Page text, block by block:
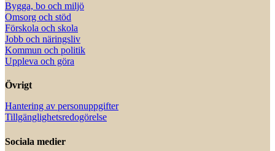
Bygga, bo och miljö
Omsorg och stöd
Förskola och skola
Jobb och näringsliv
Kommun och politik
Uppleva och göra
Övrigt
Hantering av personuppgifter
Tillgänglighetsredogörelse
Sociala medier